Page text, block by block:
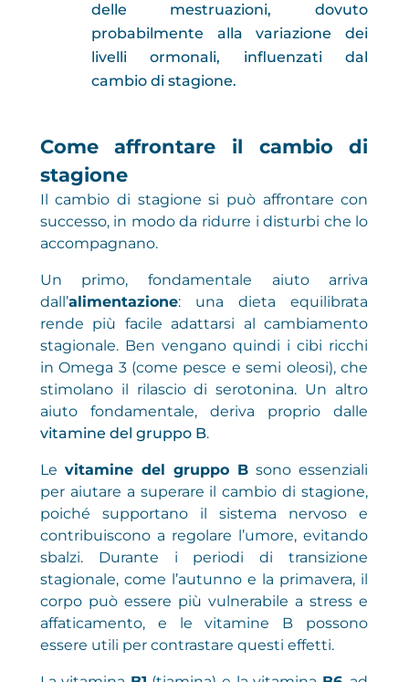
delle mestruazioni, dovuto
probabilmente alla variazione dei
livelli ormonali, influenzati dal
cambio di stagione.
Come affrontare il cambio di
stagione
Il cambio di stagione si può affrontare con
successo, in modo da ridurre i disturbi che lo
accompagnano.
Un primo, fondamentale aiuto arriva
dall’alimentazione: una dieta equilibrata
rende più facile adattarsi al cambiamento
stagionale. Ben vengano quindi i cibi ricchi
in Omega 3 (come pesce e semi oleosi), che
stimolano il rilascio di serotonina. Un altro
aiuto fondamentale, deriva proprio dalle
vitamine del gruppo B.
Le vitamine del gruppo B sono essenziali
per aiutare a superare il cambio di stagione,
poiché supportano il sistema nervoso e
contribuiscono a regolare l’umore, evitando
sbalzi. Durante i periodi di transizione
stagionale, come l’autunno e la primavera, il
corpo può essere più vulnerabile a stress e
affaticamento, e le vitamine B possono
essere utili per contrastare questi effetti.